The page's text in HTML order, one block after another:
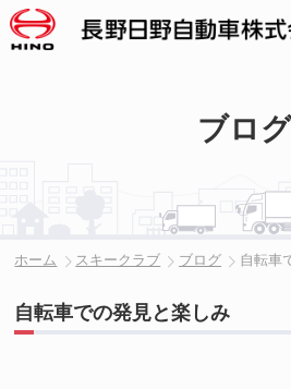
ブログ
ホーム スキークラブ ブログ 自転車
自転車での発見と楽しみ